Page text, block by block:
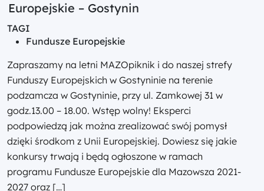
Europejskie – Gostynin
TAGI
Fundusze Europejskie
Zapraszamy na letni MAZOpiknik i do naszej strefy
Funduszy Europejskich w Gostyninie na terenie
podzamcza w Gostyninie, przy ul. Zamkowej 31 w
godz.13.00 – 18.00. Wstęp wolny! Eksperci
podpowiedzą jak można zrealizować swój pomysł
dzięki środkom z Unii Europejskiej. Dowiesz się jakie
konkursy trwają i będą ogłoszone w ramach
programu Fundusze Europejskie dla Mazowsza 2021-
2027 oraz […]